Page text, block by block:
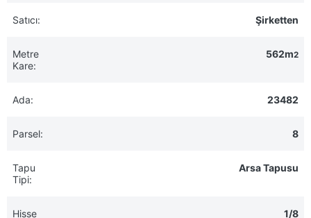
Satıcı: Şirketten
Metre
Kare:
562m2
Ada: 23482
Parsel: 8
Tapu
Tipi:
Arsa Tapusu
Hisse
1/8